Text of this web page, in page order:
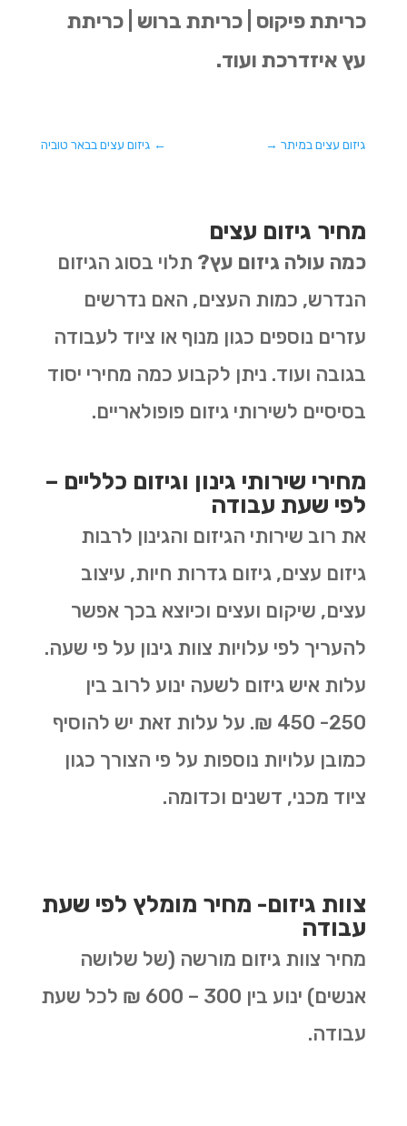
כריתת פיקוס | כריתת ברוש | כריתת
עץ איזדרכת ועוד.
← גיזום עצים בבאר טוביה גיזום עצים במיתר→
מחיר גיזום עצים
כמה עולה גיזום עץ? תלוי בסוג הגיזום
הנדרש, כמות העצים, האם נדרשים
עזרים נוספים כגון מנוף או ציוד לעבודה
בגובה ועוד. ניתן לקבוע כמה מחירי יסוד
בסיסיים לשירותי גיזום פופולאריים.
מחירי שירותי גינון וגיזום כלליים –
לפי שעת עבודה
את רוב שירותי הגיזום והגינון לרבות
גיזום עצים, גיזום גדרות חיות, עיצוב
עצים, שיקום ועצים וכיוצא בכך אפשר
להעריך לפי עלויות צוות גינון על פי שעה.
עלות איש גיזום לשעה ינוע לרוב בין
250- 450 ₪. על עלות זאת יש להוסיף
כמובן עלויות נוספות על פי הצורך כגון
ציוד מכני, דשנים וכדומה.
צוות גיזום- מחיר מומלץ לפי שעת
עבודה
מחיר צוות גיזום מורשה (של שלושה
אנשים) ינוע בין 300 – 600 ₪ לכל שעת
עבודה.